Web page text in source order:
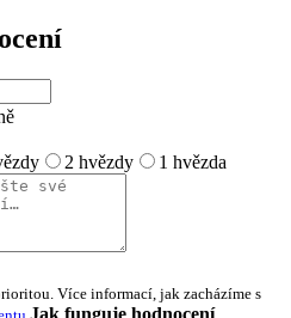
2 hvězdy 1 hvězda
Více informací, jak zacházíme s